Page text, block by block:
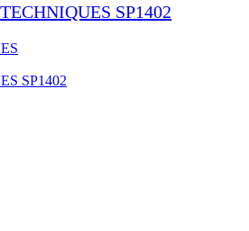
SP1402
SP1402